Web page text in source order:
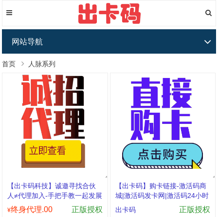
网站导航
首页 人脉系列
【出卡码科技】诚邀寻找合伙
人≠代理加入-手把手教一起发展
¥终身代理.00 正版授权
【出卡码】购卡链接-激活码商
城|激活码发卡网|激活码24小时
自助发卡|点击进入
出卡码 正版授权